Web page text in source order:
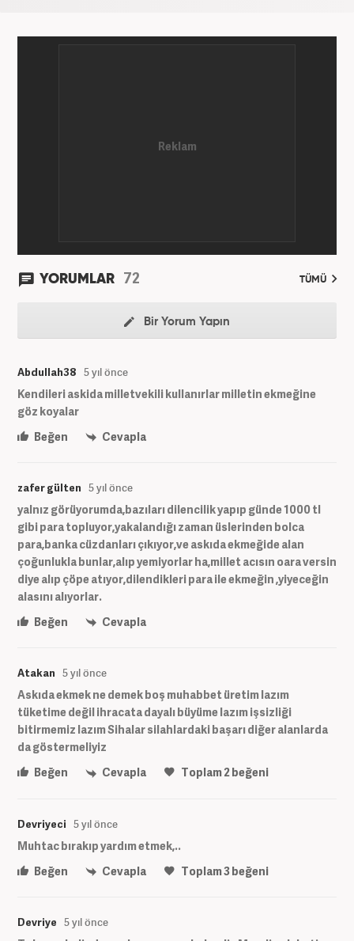
YORUMLAR 72 TÜMÜ
Bir Yorum Yapın
Abdullah38 5 yıl önce
Kendileri askida milletvekili kullanırlar milletin ekmeğine
göz koyalar
Beğen
Cevapla
zafer gülten 5 yıl önce
yalnız görüyorumda,bazıları dilencilik yapıp günde 1000 tl
gibi para topluyor,yakalandığı zaman üslerinden bolca
para,banka cüzdanları çıkıyor,ve askıda ekmeğide alan
çoğunlukla bunlar,alıp yemiyorlar ha,millet acısın oara versin
diye alıp çöpe atıyor,dilendikleri para ile ekmeğin ,yiyeceğin
alasını alıyorlar.
Beğen
Cevapla
Atakan 5 yıl önce
Askıda ekmek ne demek boş muhabbet üretim lazım
tüketime değil ihracata dayalı büyüme lazım işsizliği
bitirmemiz lazım Sihalar silahlardaki başarı diğer alanlarda
da göstermeliyiz
Beğen
Cevapla Toplam2beğeni
Devriyeci 5 yıl önce
Muhtac bırakıp yardım etmek,..
Beğen
Cevapla Toplam3beğeni
Devriye 5 yıl önce